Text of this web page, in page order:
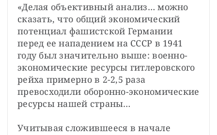
«Делая объективный анализ… можно
сказать, что общий экономический
потенциал фашистской Германии
перед ее нападением на СССР в 1941
году был значительно выше: военно-
экономические ресурсы гитлеровского
рейха примерно в 2-2,5 раза
превосходили оборонно-экономические
ресурсы нашей страны…
Учитывая сложившееся в начале